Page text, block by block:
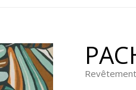
Dessins
Faux unis / texture
Revêtement